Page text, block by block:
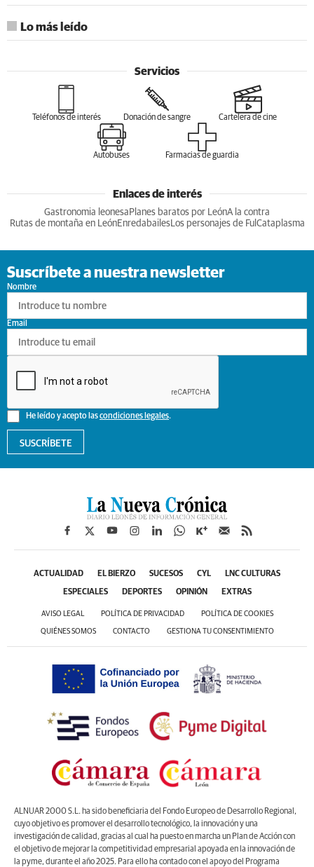
Lo más leído
Servicios
Teléfonos de interés Donación de sangre Cartelera de cine
Autobuses Farmacias de guardia
Enlaces de interés
Gastronomia leonesa Planes baratos por LeónA la contra
Rutas de montaña en LeónEnredabailesLos personajes de Ful Cataplasma
Suscríbete a nuestra newsletter
Nombre
He leído y acepto lascondiciones legales.
Email
SUSCRÍBETE
ACTUALIDAD EL BIERZO SUCESOS CYL LNC CULTURAS
ESPECIALES DEPORTES OPINIÓN EXTRAS
AVISO LEGAL POLÍTICA DE PRIVACIDAD POLÍTICA DE COOKIES
QUIÉNES SOMOS CONTACTO GESTIONA TU CONSENTIMIENTO
ALNUAR 2000 S.L. ha sido beneficiaria del Fondo Europeo de Desarrollo Regional,
cuyo objetivo es promover el desarrollo tecnológico, la innovación y una
investigación de calidad, gracias al cual ha puesto en marcha un Plan de Acción con
el objetivo de mejorar la competitividad empresarial apoyada en la innovación de
la pyme, durante el año 2025. Para ello ha contado con el apoyo del Programa